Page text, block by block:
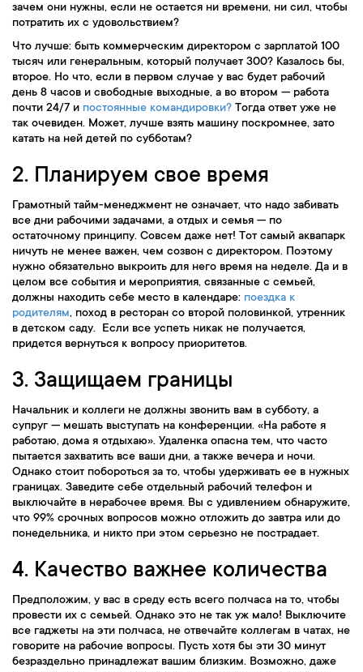
зачем они нужны, если не остается ни времени, ни сил, чтобы
потратить их с удовольствием?
Что лучше: быть коммерческим директором с зарплатой 100
тысяч или генеральным, который получает 300? Казалось бы,
второе. Но что, если в первом случае у вас будет рабочий
день 8 часов и свободные выходные, а во втором — работа
почти 24/7 и постоянные командировки? Тогда ответ уже не
так очевиден. Может, лучше взять машину поскромнее, зато
катать на ней детей по субботам?
2. Планируем свое время
Грамотный тайм-менеджмент не означает, что надо забивать
все дни рабочими задачами, а отдых и семья — по
остаточному принципу. Совсем даже нет! Тот самый аквапарк
ничуть не менее важен, чем созвон с директором. Поэтому
нужно обязательно выкроить для него время на неделе. Да и в
целом все события и мероприятия, связанные с семьей,
должны находить себе место в календаре: поездка к
родителям, поход в ресторан со второй половинкой, утренник
в детском саду. Если все успеть никак не получается,
придется вернуться к вопросу приоритетов.
3. Защищаем границы
Начальник и коллеги не должны звонить вам в субботу, а
супруг — мешать выступать на конференции. «На работе я
работаю, дома я отдыхаю». Удаленка опасна тем, что часто
пытается захватить все ваши дни, а также вечера и ночи.
Однако стоит побороться за то, чтобы удерживать ее в нужных
границах. Заведите себе отдельный рабочий телефон и
выключайте в нерабочее время. Вы с удивлением обнаружите,
что 99% срочных вопросов можно отложить до завтра или до
понедельника, и никто при этом серьезно не пострадает.
4. Качество важнее количества
Предположим, у вас в среду есть всего полчаса на то, чтобы
провести их с семьей. Однако это не так уж мало! Выключите
все гаджеты на эти полчаса, не отвечайте коллегам в чатах, не
говорите на рабочие вопросы. Пусть хотя бы эти 30 минут
безраздельно принадлежат вашим близким. Возможно, даже